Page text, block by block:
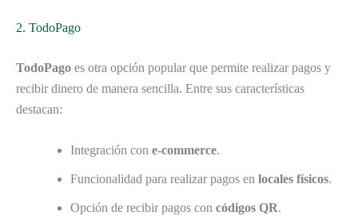
2. TodoPago
TodoPago es otra opción popular que permite realizar pagos y
recibir dinero de manera sencilla. Entre sus características
destacan:
Integración con e-commerce.
Funcionalidad para realizar pagos en locales físicos.
Opción de recibir pagos con códigos QR.